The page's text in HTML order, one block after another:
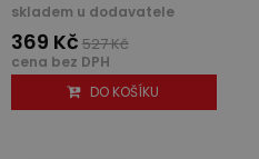
skladem u dodavatele
369 Kč 527 Kč
cena bez DPH
DO KOŠÍKU